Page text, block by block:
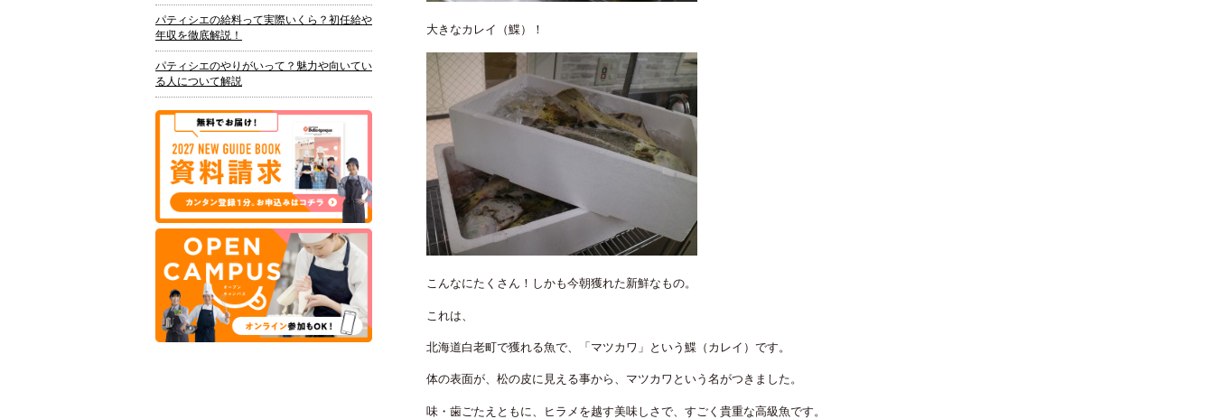
大きなカレイ（鰈）！
こんなにたくさん！しかも今朝獲れた新鮮なもの。
これは、
北海道白老町で獲れる魚で、「マツカワ」という鰈（カレイ）です。
体の表面が、松の皮に見える事から、マツカワという名がつきました。
味・歯ごたえともに、ヒラメを越す美味しさで、すごく貴重な高級魚です。
パティシエの給料って実際いくら？初任給や
年収を徹底解説！
パティシエのやりがいって？魅力や向いてい
る人について解説